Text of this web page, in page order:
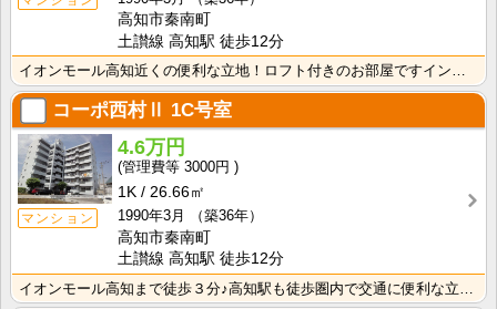
高知市秦南町
土讃線 高知駅 徒歩12分
コーポ西村Ⅱ 1C号室
マンション
4.6万円
3000円
1K
26.66㎡
1990年3月
（築36年）
高知市秦南町
土讃線 高知駅 徒歩12分